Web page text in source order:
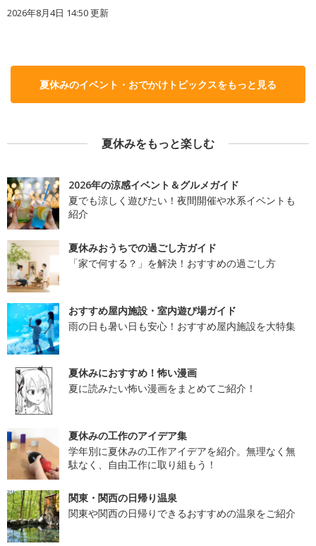
2026年8月4日 14:50更新
夏休みのイベント・おでかけトピックスをもっと見る
夏休みをもっと楽しむ
2026年の涼感イベント＆グルメガイド
夏でも涼しく遊びたい！夜間開催や水系イベントも
紹介
夏休みおうちでの過ごし方ガイド
「家で何する？」を解決！おすすめの過ごし方
おすすめ屋内施設・室内遊び場ガイド
雨の日も暑い日も安心！おすすめ屋内施設を大特集
夏休みにおすすめ！怖い漫画
夏に読みたい怖い漫画をまとめてご紹介！
夏休みの工作のアイデア集
学年別に夏休みの工作アイデアを紹介。無理なく無
駄なく、自由工作に取り組もう！
関東・関西の日帰り温泉
関東や関西の日帰りできるおすすめの温泉をご紹介